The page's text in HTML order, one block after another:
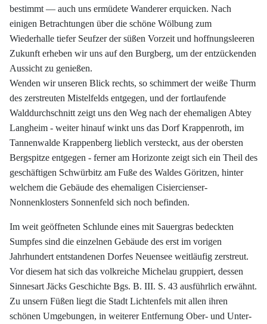
bestimmt — auch uns ermüdete Wanderer erquicken. Nach
einigen Betrachtungen über die schöne Wölbung zum
Wiederhalle tiefer Seufzer der süßen Vorzeit und hoffnungsleeren
Zukunft erheben wir uns auf den Burgberg, um der entzückenden
Aussicht zu genießen.
Wenden wir unseren Blick rechts, so schimmert der weiße Thurm
des zerstreuten Mistelfelds entgegen, und der fortlaufende
Walddurchschnitt zeigt uns den Weg nach der ehemaligen Abtey
Langheim - weiter hinauf winkt uns das Dorf Krappenroth, im
Tannenwalde Krappenberg lieblich versteckt, aus der obersten
Bergspitze entgegen - ferner am Horizonte zeigt sich ein Theil des
geschäftigen Schwürbitz am Fuße des Waldes Göritzen, hinter
welchem die Gebäude des ehemaligen Cisiercienser-
Nonnenklosters Sonnenfeld sich noch befinden.
Im weit geöffneten Schlunde eines mit Sauergras bedeckten
Sumpfes sind die einzelnen Gebäude des erst im vorigen
Jahrhundert entstandenen Dorfes Neuensee weitläufig zerstreut.
Vor diesem hat sich das volkreiche Michelau gruppiert, dessen
Sinnesart Jäcks Geschichte Bgs. B. III. S. 43 ausführlich erwähnt.
Zu unsern Füßen liegt die Stadt Lichtenfels mit allen ihren
schönen Umgebungen, in weiterer Entfernung Ober- und Unter-